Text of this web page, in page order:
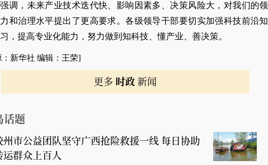
调，未来产业技术迭代快、影响因素多、决策风险大，对我们的领
和治理水平提出了更高要求。各级领导干部要切实加强科技前沿知
，提高专业化能力，努力做到知科技、懂产业、善决策。
新华社 编辑：王荣]
更多 时政新闻
话题
州市公益团队坚守广西抢险救援一线 每日协助
运群众上百人